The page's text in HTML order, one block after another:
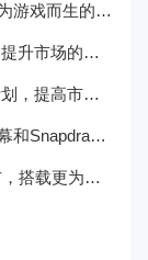
Asus ROG Phone 5发布，搭载专为游戏而生的处理器和摄像头
二手手机市场开展创意营销活动，提升市场的品牌感知度和美誉度
二手手机市场推出高端机型回收计划，提高市场的产品质量和用户口碑
Realme GT 2：将配备160Hz的屏幕和Snapdragon 898处理器
Samsung Galaxy Tab S7 Plus发布，搭载更为出色的屏幕和相机